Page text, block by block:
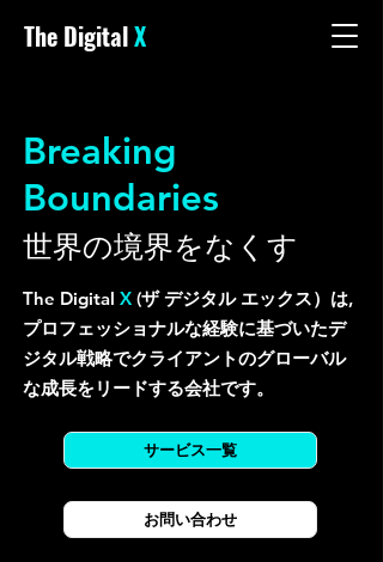
The DigitalX
Breaking
Boundaries
世界の境界をなくす
The Digital X (ザ デジタル エックス）は,
プロフェッショナルな経験に基づいたデ
ジタル戦略でクライアントのグローバル
な成長をリードする会社です。
サービス一覧
お問い合わせ